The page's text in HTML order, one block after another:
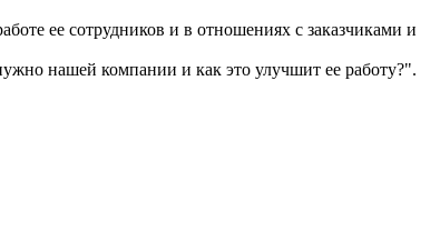
ее сотрудников и в отношениях с заказчиками и
нашей компании и как это улучшит ее работу?".